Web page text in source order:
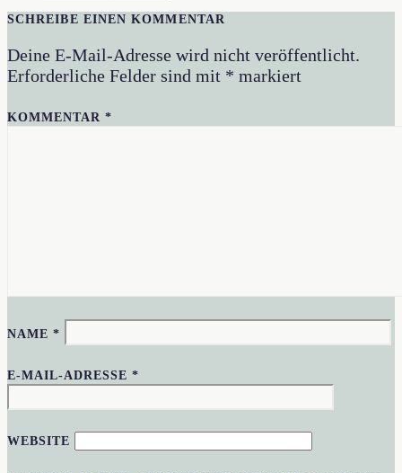
SCHREIBE EINEN KOMMENTAR
Deine E-Mail-Adresse wird nicht veröffentlicht.
Erforderliche Felder sind mit * markiert
KOMMENTAR*
NAME*
E-MAIL-ADRESSE*
WEBSITE